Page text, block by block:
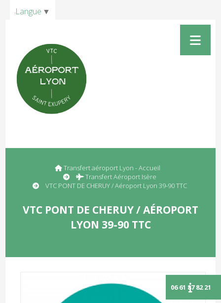
Transfert aéroport Lyon - Accueil
Transfert Aéroport Isère
VTC PONT DE CHERUY / Aéroport Lyon 39-90 TTC
VTC PONT DE CHERUY / AÉROPORT
LYON 39-90 TTC
Langue ▼